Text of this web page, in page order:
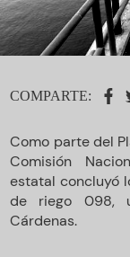
COMPARTE:
Como parte del
Comisión
estatal concluyó
de riego 098,
Cárdenas.